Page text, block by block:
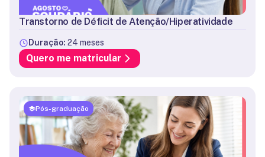
Transtorno de Déficit de Atenção/Hiperatividade
Duração: 24 meses
Quero me matricular
Pós-graduação